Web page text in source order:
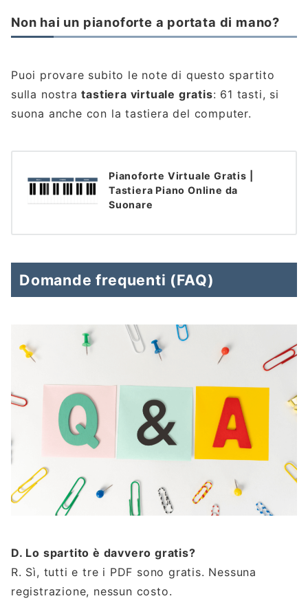
Non hai un pianoforte a portata di mano?
Puoi provare subito le note di questo spartito
sulla nostratastiera virtuale gratis: 61 tasti, si
suona anche con la tastiera del computer.
Pianoforte Virtuale Gratis |
Tastiera Piano Online da
Suonare
Domande frequenti (FAQ)
D. Lo spartito è davvero gratis?
R. Sì, tutti e tre i PDF sono gratis. Nessuna
registrazione, nessun costo.